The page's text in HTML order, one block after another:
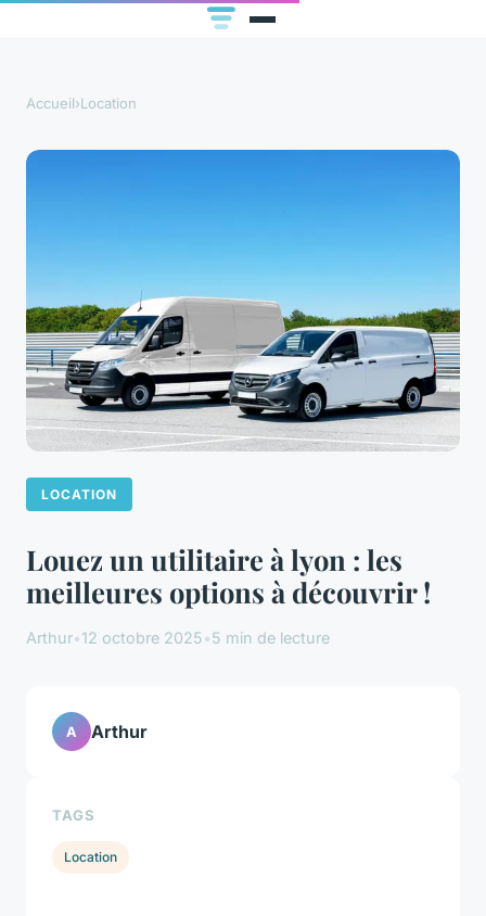
Accueil›Location
LOCATION
Louez un utilitaire à lyon : les
meilleures options à découvrir !
Arthur•12 octobre 2025•5 min de lecture
A Arthur
TAGS
Location